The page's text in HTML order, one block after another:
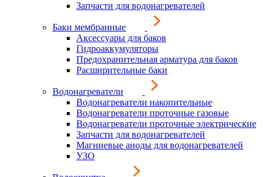
Запчасти для водонагревателей
Баки мембранные
Аксессуары для баков
Гидроаккумуляторы
Предохранительная арматура для баков
Расширительные баки
Водонагреватели
Водонагреватели накопительные
Водонагреватели проточные газовые
Водонагреватели проточные электрические
Запчасти для водонагревателей
Магниевые аноды для водонагревателей
УЗО